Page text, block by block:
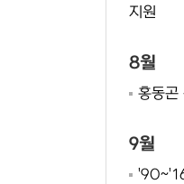
지원
8월
홍동곤
9월